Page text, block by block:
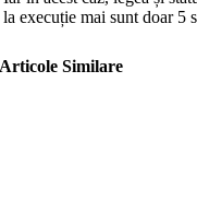
la execuție mai sunt doar 5
Articole Similare